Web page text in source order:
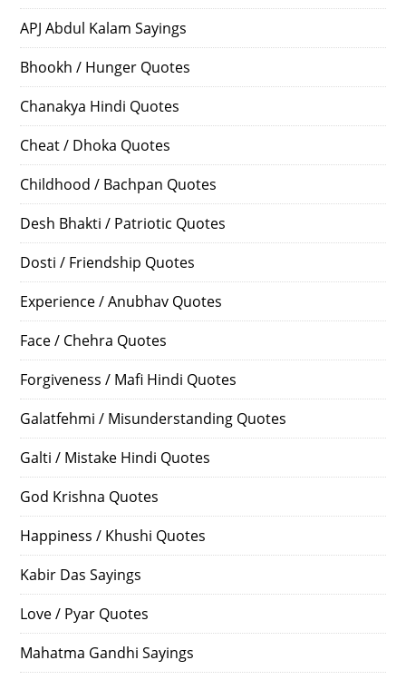
APJ Abdul Kalam Sayings
Bhookh / Hunger Quotes
Chanakya Hindi Quotes
Cheat / Dhoka Quotes
Childhood / Bachpan Quotes
Desh Bhakti / Patriotic Quotes
Dosti / Friendship Quotes
Experience / Anubhav Quotes
Face / Chehra Quotes
Forgiveness / Mafi Hindi Quotes
Galatfehmi / Misunderstanding Quotes
Galti / Mistake Hindi Quotes
God Krishna Quotes
Happiness / Khushi Quotes
Kabir Das Sayings
Love / Pyar Quotes
Mahatma Gandhi Sayings